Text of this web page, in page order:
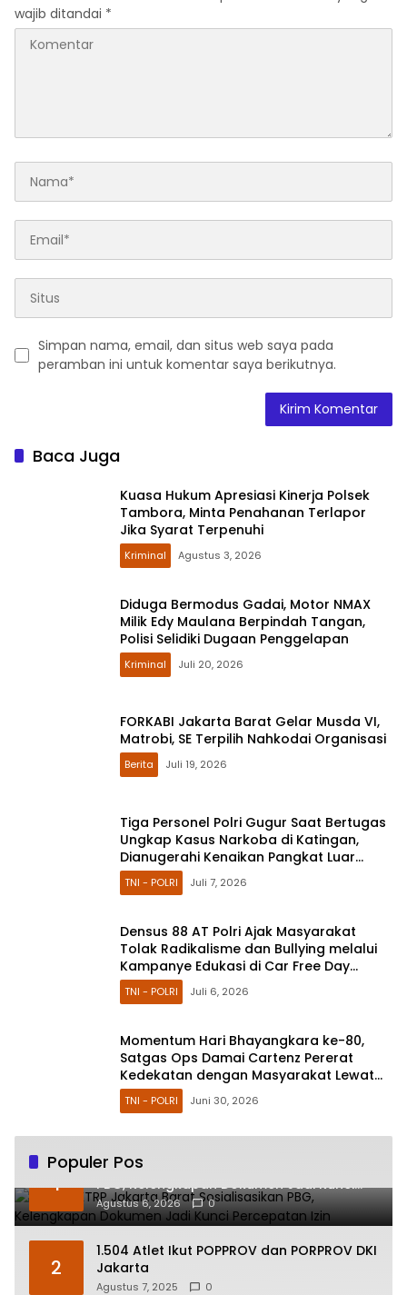
wajib ditandai *
Simpan nama, email, dan situs web saya pada
peramban ini untuk komentar saya berikutnya.
Baca Juga
Kuasa Hukum Apresiasi Kinerja Polsek
Tambora, Minta Penahanan Terlapor
Jika Syarat Terpenuhi
Kriminal Agustus 3, 2026
Diduga Bermodus Gadai, Motor NMAX
Milik Edy Maulana Berpindah Tangan,
Polisi Selidiki Dugaan Penggelapan
Kriminal Juli 20, 2026
FORKABI Jakarta Barat Gelar Musda VI,
Matrobi, SE Terpilih Nahkodai Organisasi
Berita Juli 19, 2026
Tiga Personel Polri Gugur Saat Bertugas
Ungkap Kasus Narkoba di Katingan,
Dianugerahi Kenaikan Pangkat Luar
Biasa Anumerta
TNI - POLRI Juli 7, 2026
Densus 88 AT Polri Ajak Masyarakat
Tolak Radikalisme dan Bullying melalui
Kampanye Edukasi di Car Free Day
Makassar
TNI - POLRI Juli 6, 2026
Momentum Hari Bhayangkara ke-80,
Satgas Ops Damai Cartenz Pererat
Kedekatan dengan Masyarakat Lewat
Bakti Sosial
TNI - POLRI Juni 30, 2026
Populer Pos
1
Sudin CKTRP Jakarta Barat Sosialisasikan
PBG, Kelengkapan Dokumen Jadi Kunci
Percepatan Izin
Agustus 6, 2026 0
2
1.504 Atlet Ikut POPPROV dan PORPROV DKI
Jakarta
Agustus 7, 2025 0